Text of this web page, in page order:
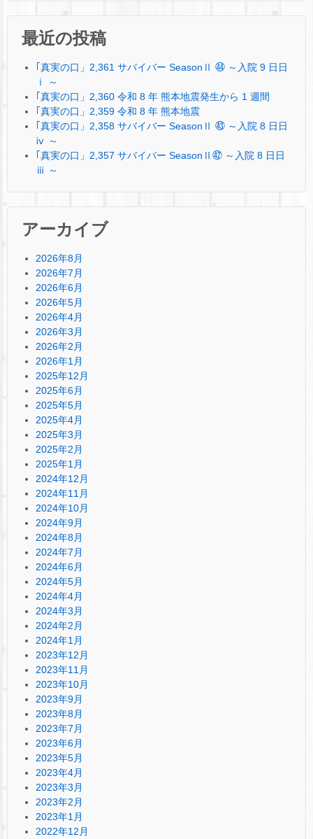
最近の投稿
｢真実の口」2,361 サバイバー SeasonⅡ ㊹ ～入院 9 日日
ⅰ ～
｢真実の口」2,360 令和 8 年 熊本地震発生から 1 週間
｢真実の口」2,359 令和 8 年 熊本地震
｢真実の口」2,358 サバイバー SeasonⅡ ㊸ ～入院 8 日日
ⅳ ～
｢真実の口」2,357 サバイバー SeasonⅡ㊷ ～入院 8 日日
ⅲ ～
アーカイブ
2026年8月
2026年7月
2026年6月
2026年5月
2026年4月
2026年3月
2026年2月
2026年1月
2025年12月
2025年6月
2025年5月
2025年4月
2025年3月
2025年2月
2025年1月
2024年12月
2024年11月
2024年10月
2024年9月
2024年8月
2024年7月
2024年6月
2024年5月
2024年4月
2024年3月
2024年2月
2024年1月
2023年12月
2023年11月
2023年10月
2023年9月
2023年8月
2023年7月
2023年6月
2023年5月
2023年4月
2023年3月
2023年2月
2023年1月
2022年12月